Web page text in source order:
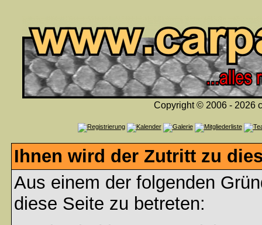
Copyright © 2006 - 2026
Ihnen wird der Zutritt zu
Aus einem der folgenden
diese Seite zu betreten: